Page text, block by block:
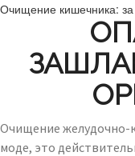
Очищение кишечника:
Очищение желудочно-
моде, это